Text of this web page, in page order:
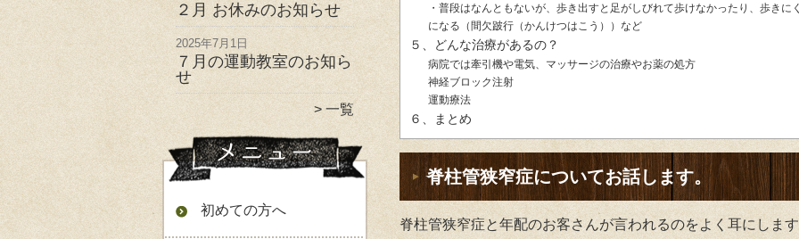
２月 お休みのお知らせ
2025年7月1日
７月の運動教室のお知ら
せ
一覧
初めての方へ
・普段はなんともないが、歩き出すと足がしびれて歩けなかったり、歩き
になる（間欠跛行（かんけつはこう））など
５、どんな治療があるの？
病院では牽引機や電気、マッサージの治療やお薬の処方
神経ブロック注射
運動療法
６、まとめ
脊柱管狭窄症についてお話します。
脊柱管狭窄症と年配のお客さんが言われるのをよく耳にしま